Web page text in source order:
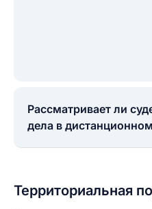
Рассматривает ли
дела в
Территориальная